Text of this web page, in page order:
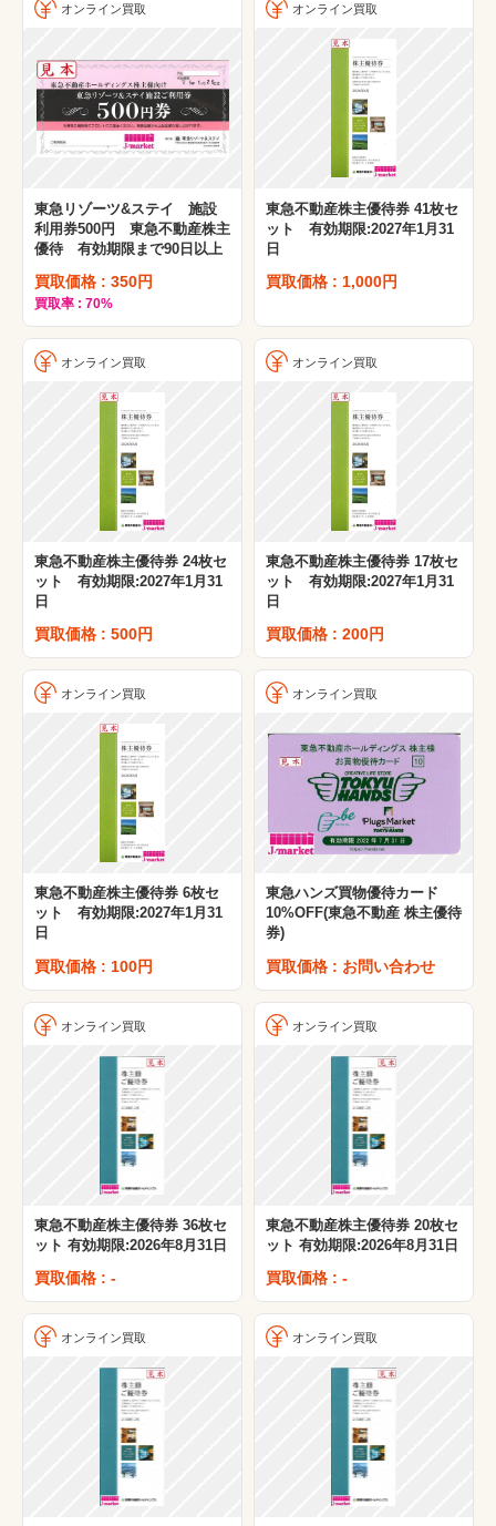
オンライン買取
東急リゾーツ&ステイ 施設
利用券500円 東急不動産株主
優待 有効期限まで90日以上
買取価格 : 350円
買取率 : 70%
オンライン買取
東急不動産株主優待券 41枚セ
ット 有効期限:2027年1月31
日
買取価格 : 1,000円
オンライン買取
東急不動産株主優待券 24枚セ
ット 有効期限:2027年1月31
日
買取価格 : 500円
オンライン買取
東急不動産株主優待券 17枚セ
ット 有効期限:2027年1月31
日
買取価格 : 200円
オンライン買取
東急不動産株主優待券 6枚セ
ット 有効期限:2027年1月31
日
買取価格 : 100円
オンライン買取
東急ハンズ買物優待カード
10%OFF(東急不動産 株主優待
券)
買取価格 : お問い合わせ
オンライン買取
東急不動産株主優待券 36枚セ
ット 有効期限:2026年8月31日
買取価格 : -
オンライン買取
東急不動産株主優待券 20枚セ
ット 有効期限:2026年8月31日
買取価格 : -
オンライン買取 オンライン買取